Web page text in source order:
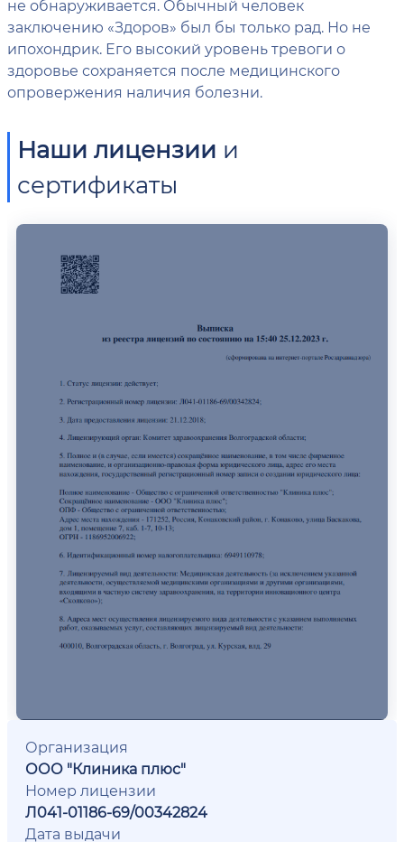
не обнаруживается. Обычный человек
заключению «Здоров» был бы только рад. Но не
ипохондрик. Его высокий уровень тревоги о
здоровье сохраняется после медицинского
опровержения наличия болезни.
Наши лицензии и
сертификаты
Организация
ООО "Клиника плюс"
Номер лицензии
Л041-01186-69/00342824
Дата выдачи